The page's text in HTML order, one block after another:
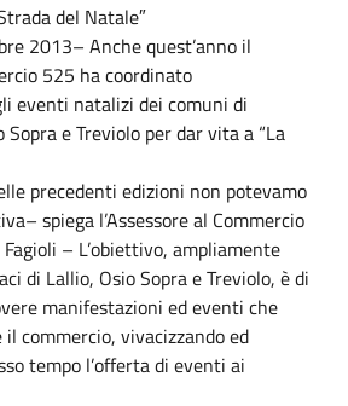
del Natale″
2013– Anche quest’anno il
525 ha coordinato
eventi natalizi dei comuni di
Sopra e Treviolo per dar vita a “La
precedenti edizioni non potevamo
spiega l’Assessore al Commercio
– L’obiettivo, ampliamente
di Lallio, Osio Sopra e Treviolo, è di
manifestazioni ed eventi che
commercio, vivacizzando ed
tempo l’offerta di eventi ai